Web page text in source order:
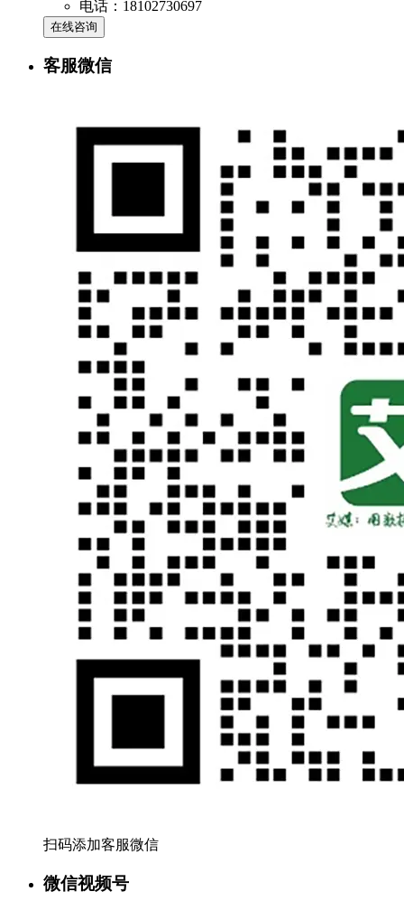
电话：18102730697
在线咨询
客服微信
扫码添加客服微信
微信视频号